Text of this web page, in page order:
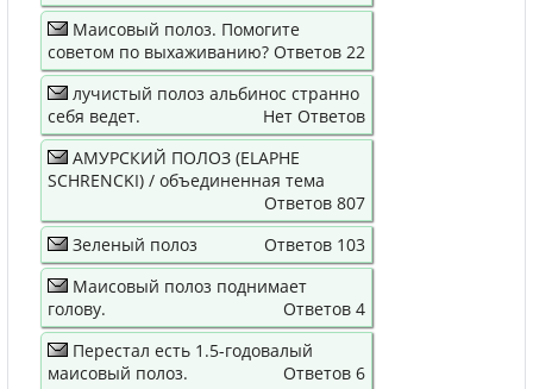
Маисовый полоз. Помогите
советом по выхаживанию? Ответов 22
лучистый полоз альбинос странно
себя ведет.
Нет Ответов
АМУРСКИЙ ПОЛОЗ (ELAPHE
SCHRENCKI) / объединенная тема
Ответов 807
Зеленый полоз
Ответов 103
Маисовый полоз поднимает
голову.
Ответов 4
Перестал есть 1.5-годовалый
маисовый полоз.
Ответов 6